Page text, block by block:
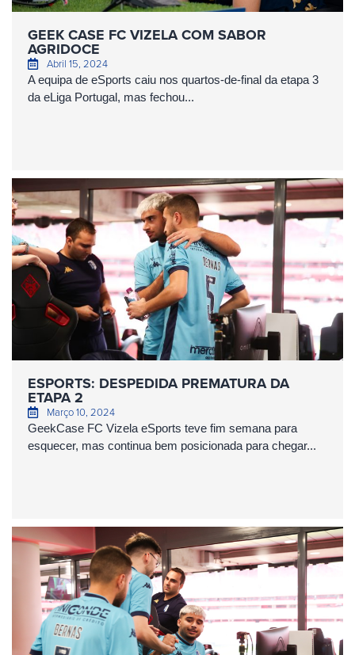
GEEK CASE FC VIZELA COM SABOR
AGRIDOCE
Abril 15, 2024
A equipa de eSports caiu nos quartos-de-final da etapa 3
da eLiga Portugal, mas fechou...
ESPORTS: DESPEDIDA PREMATURA DA
ETAPA 2
Março 10, 2024
GeekCase FC Vizela eSports teve fim semana para
esquecer, mas continua bem posicionada para chegar...